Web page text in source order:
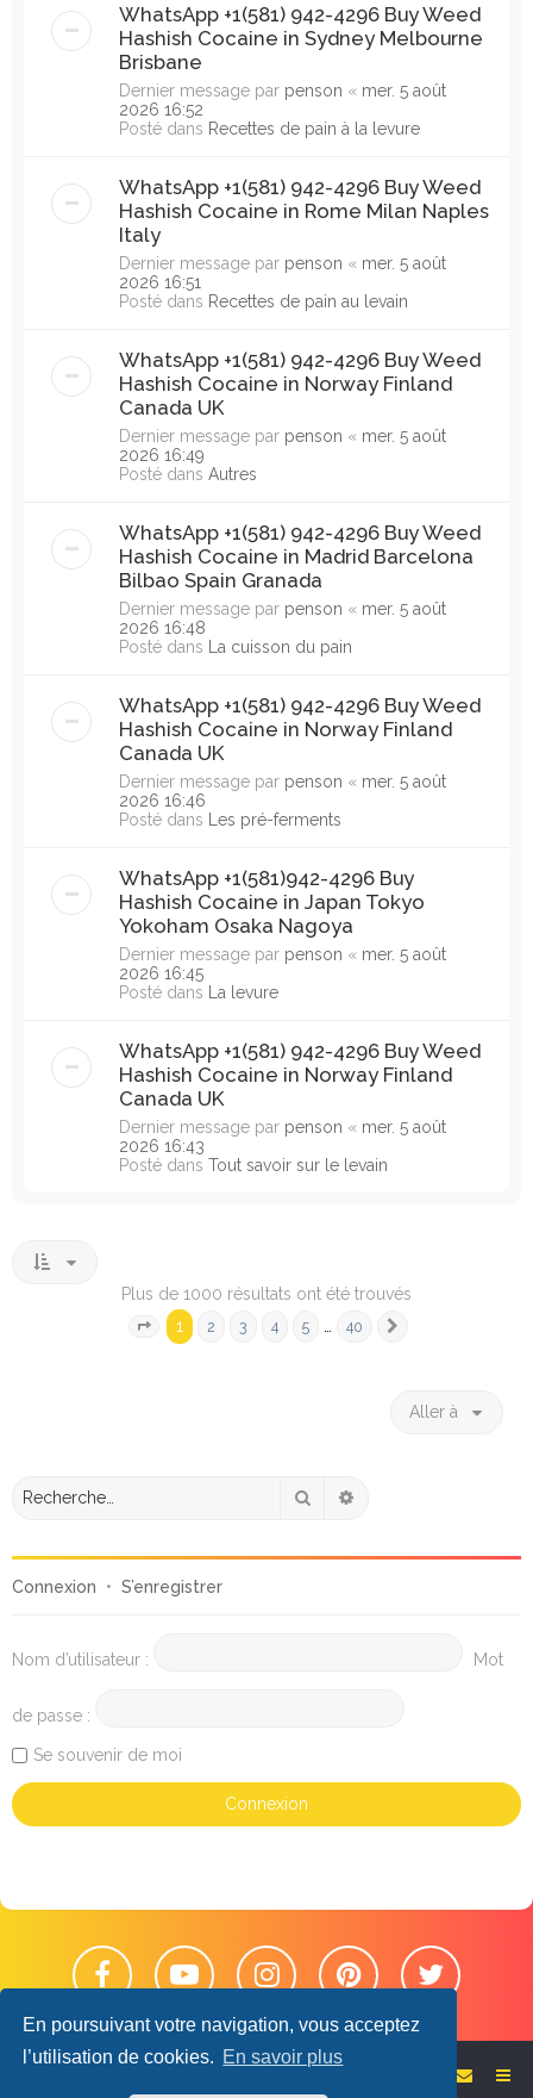
En poursuivant votre navigation, vous acceptez
l’utilisation de cookies. En savoir plus
WhatsApp +1(581) 942-4296 Buy Weed
Hashish Cocaine in Sydney Melbourne
Brisbane
Dernier message par penson « mer. 5 août
2026 16:52
Posté dans Recettes de pain à la levure
WhatsApp +1(581) 942-4296 Buy Weed
Hashish Cocaine in Rome Milan Naples
Italy
Dernier message par penson « mer. 5 août
2026 16:51
Posté dans Recettes de pain au levain
WhatsApp +1(581) 942-4296 Buy Weed
Hashish Cocaine in Norway Finland
Canada UK
Dernier message par penson « mer. 5 août
2026 16:49
Posté dans Autres
WhatsApp +1(581) 942-4296 Buy Weed
Hashish Cocaine in Madrid Barcelona
Bilbao Spain Granada
Dernier message par penson « mer. 5 août
2026 16:48
Posté dans La cuisson du pain
WhatsApp +1(581) 942-4296 Buy Weed
Hashish Cocaine in Norway Finland
Canada UK
Dernier message par penson « mer. 5 août
2026 16:46
Posté dans Les pré-ferments
WhatsApp +1(581)942-4296 Buy
Hashish Cocaine in Japan Tokyo
Yokoham Osaka Nagoya
Dernier message par penson « mer. 5 août
2026 16:45
Posté dans La levure
WhatsApp +1(581) 942-4296 Buy Weed
Hashish Cocaine in Norway Finland
Canada UK
Dernier message par penson « mer. 5 août
2026 16:43
Posté dans Tout savoir sur le levain
Plus de 1000 résultats ont été trouvés
Page1 sur 40
1 2 3 4 5 40
Aller à
Rechercher
Connexion • S’enregistrer
Nom d’utilisateur : Mot
de passe :
Se souvenir de moi